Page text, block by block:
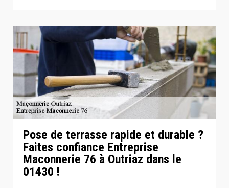
Pose de terrasse rapide et durable ?
Faites confiance Entreprise
Maconnerie 76 à Outriaz dans le
01430 !